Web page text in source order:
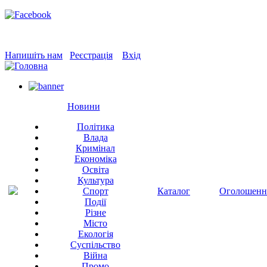
Напишіть нам Реєстрація Вхід
Новини
Політика
Влада
Кримінал
Економіка
Освіта
Культура
Спорт
Події
Різне
Місто
Екологія
Суспільство
Війна
Каталог